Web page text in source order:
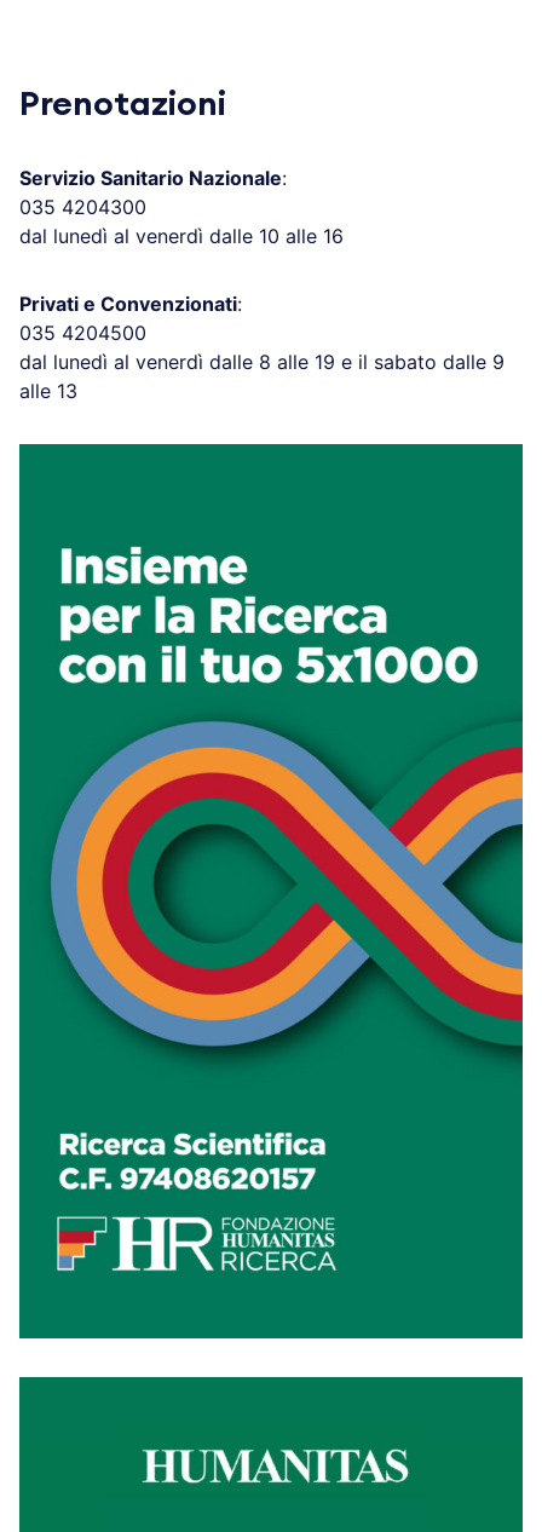
Prenotazioni
Servizio Sanitario Nazionale:
035 4204300
dal lunedì al venerdì dalle 10 alle 16
Privati e Convenzionati:
035 4204500
dal lunedì al venerdì dalle 8 alle 19 e il sabato dalle 9
alle 13